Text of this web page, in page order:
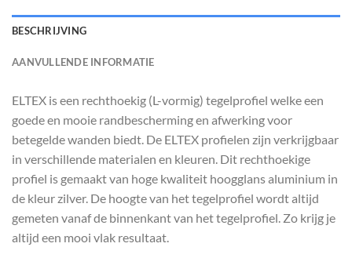
BESCHRIJVING
AANVULLENDE INFORMATIE
ELTEX is een rechthoekig (L-vormig) tegelprofiel welke een
goede en mooie randbescherming en afwerking voor
betegelde wanden biedt. De ELTEX profielen zijn verkrijgbaar
in verschillende materialen en kleuren. Dit rechthoekige
profiel is gemaakt van hoge kwaliteit hoogglans aluminium in
de kleur zilver. De hoogte van het tegelprofiel wordt altijd
gemeten vanaf de binnenkant van het tegelprofiel. Zo krijg je
altijd een mooi vlak resultaat.